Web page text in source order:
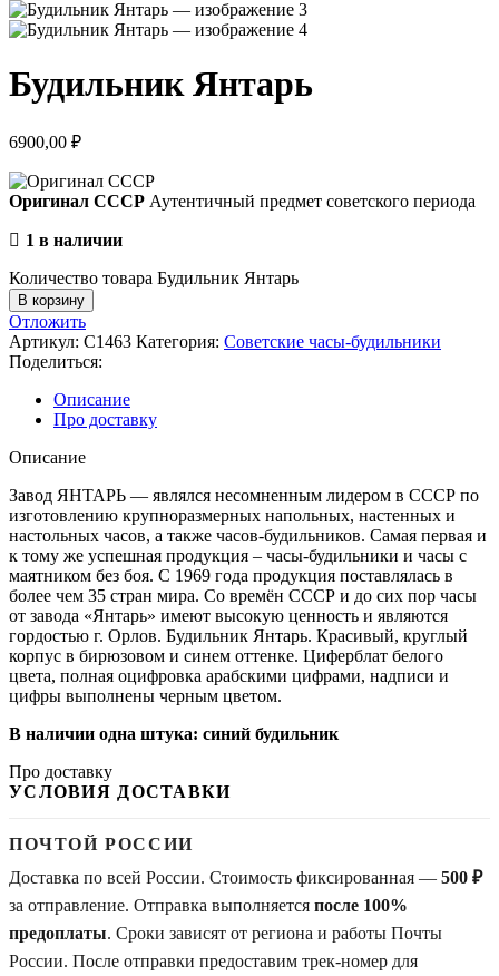
Будильник Янтарь
6900,00 ₽
Оригинал СССР Аутентичный предмет советского периода
1 в наличии
Количество товара Будильник Янтарь
В корзину
Отложить
Артикул: С1463 Категория: Советские часы-будильники
Поделиться:
Описание
Про доставку
Описание
Завод ЯНТАРЬ — являлся несомненным лидером в СССР по
изготовлению крупноразмерных напольных, настенных и
настольных часов, а также часов-будильников. Самая первая и
к тому же успешная продукция – часы-будильники и часы с
маятником без боя. С 1969 года продукция поставлялась в
более чем 35 стран мира. Со времён СССР и до сих пор часы
от завода «Янтарь» имеют высокую ценность и являются
гордостью г. Орлов. Будильник Янтарь. Красивый, круглый
корпус в бирюзовом и синем оттенке. Циферблат белого
цвета, полная оцифровка арабскими цифрами, надписи и
цифры выполнены черным цветом.
В наличии одна штука: синий будильник
Про доставку
УСЛОВИЯ ДОСТАВКИ
ПОЧТОЙ РОССИИ
Доставка по всей России. Стоимость фиксированная — 500 ₽
за отправление. Отправка выполняется после 100%
предоплаты. Сроки зависят от региона и работы Почты
России. После отправки предоставим трек-номер для